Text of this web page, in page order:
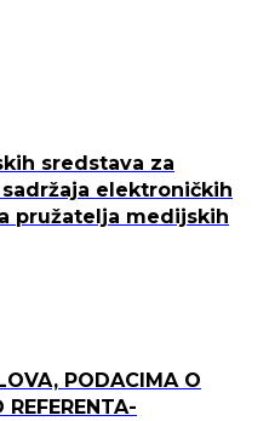
sredstava za
elektroničkih
pružatelja medijskih
PODACIMA O